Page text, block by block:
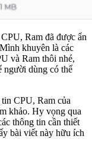
Ram đã được ẩn
khuyên là các
và Ram thôi nhé,
người dùng có thể
CPU, Ram của
khảo. Hy vọng qua
thông tin cần thiết
bài viết này hữu ích